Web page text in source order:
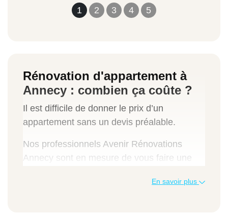
1 2 3 4 5
Rénovation d'appartement à
Annecy : combien ça coûte ?
Il est difficile de donner le prix d’un
appartement sans un devis préalable.
Nos professionnels Avenir Rénovations
Annecy sont en mesure de vous faire une
faites une demande de devis. L’un de nos
En savoir plus